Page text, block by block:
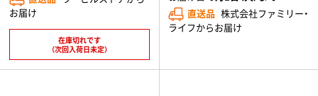
お届け
在庫切れです
（次回入荷日未定）
直送品 株式会社ファミリー・
ライフからお届け